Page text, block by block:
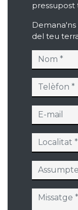
pressupost
Demana'ns
del teu